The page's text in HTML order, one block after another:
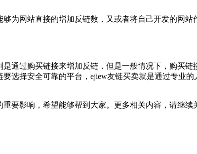
为网站直接的增加反链数，又或者将自己开发的网
通过购买链接来增加反链，但是一般情况下，购买
选择安全可靠的平台，ejiew友链买卖就是通过专业
要影响，希望能够帮到大家。更多相关内容，请继续